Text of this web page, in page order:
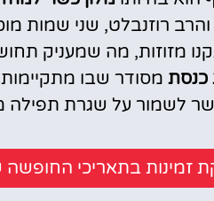
רוזנבלט, שני שמות
מזוזות, מה שמעניק
כנסתמסודר שבו מתקיימות
לשמור על שגרת תפילה
זמינות בתאריכי